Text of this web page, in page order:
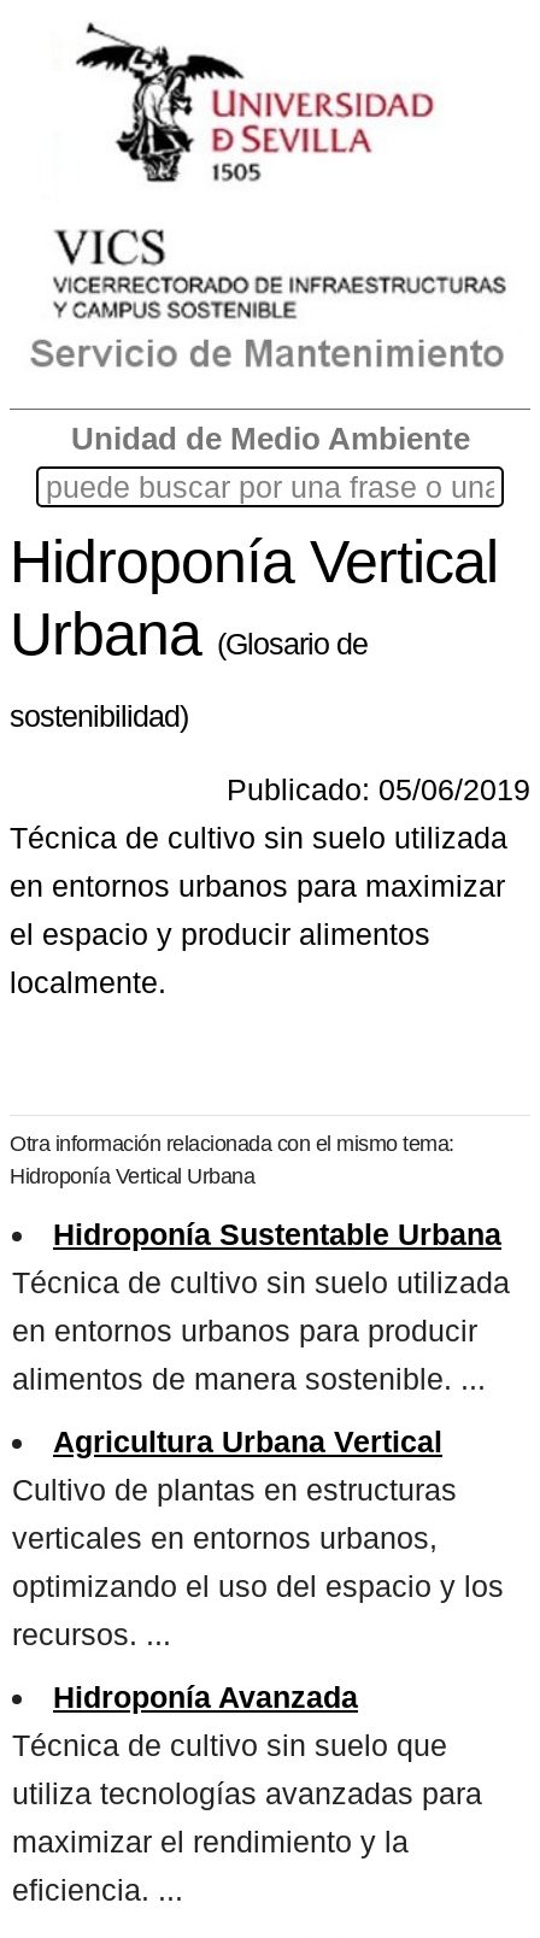
Unidad de Medio Ambiente
Hidroponía Vertical
Urbana (Glosario de
sostenibilidad)
Publicado: 05/06/2019
Técnica de cultivo sin suelo utilizada
en entornos urbanos para maximizar
el espacio y producir alimentos
localmente.
Otra información relacionada con el mismo tema:
Hidroponía Vertical Urbana
Hidroponía Sustentable Urbana
Técnica de cultivo sin suelo utilizada
en entornos urbanos para producir
alimentos de manera sostenible. ...
Agricultura Urbana Vertical
Cultivo de plantas en estructuras
verticales en entornos urbanos,
optimizando el uso del espacio y los
recursos. ...
Hidroponía Avanzada
Técnica de cultivo sin suelo que
utiliza tecnologías avanzadas para
maximizar el rendimiento y la
eficiencia. ...